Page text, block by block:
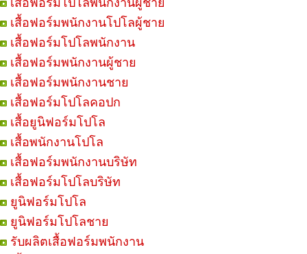
เสื้อฟอร์มโปโลพนักงานผู้ชาย
เสื้อฟอร์มพนักงานโปโลผู้ชาย
เสื้อฟอร์มโปโลพนักงาน
เสื้อฟอร์มพนักงานผู้ชาย
เสื้อฟอร์มพนักงานชาย
เสื้อฟอร์มโปโลคอปก
เสื้อยูนิฟอร์มโปโล
เสื้อพนักงานโปโล
เสื้อฟอร์มพนักงานบริษัท
เสื้อฟอร์มโปโลบริษัท
ยูนิฟอร์มโปโล
ยูนิฟอร์มโปโลชาย
รับผลิตเสื้อฟอร์มพนักงาน